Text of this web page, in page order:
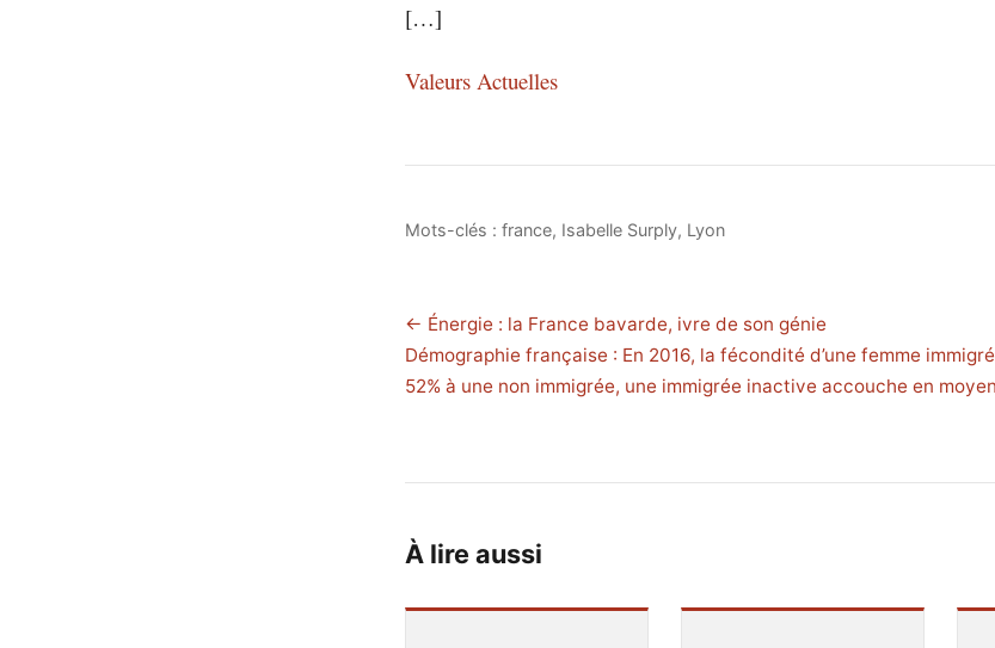
[…]
Valeurs Actuelles
Mots-clés : france, Isabelle Surply, Lyon
← Énergie : la France bavarde, ivre de son génie
Démographie française : En 2016, la fécondité d’une femme
52% à une non immigrée, une immigrée inactive accouche en
À lire aussi